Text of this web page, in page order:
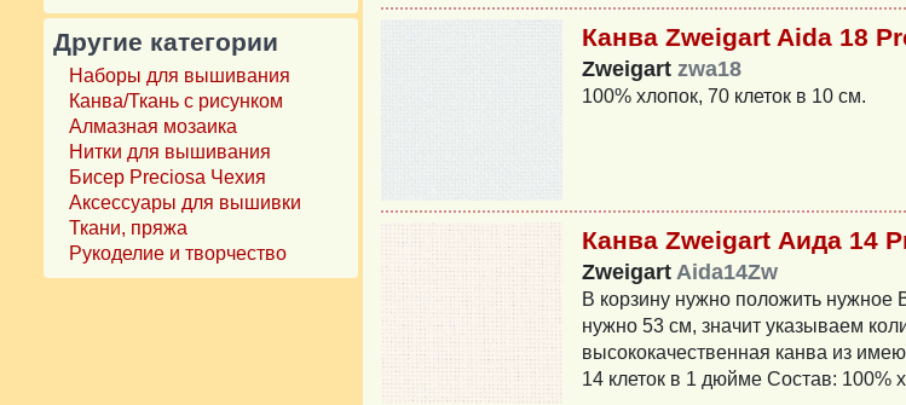
Канва Zweigart Aida 18
Zweigart zwa18
100% хлопок, 70 клеток в 10 см.
Канва Zweigart Аида 14
Zweigart Aida14Zw
В корзину нужно положить нужное
нужно 53 см, значит указываем
высококачественная канва из
14 клеток в 1 дюйме Состав: 100%
Другие категории
Наборы для вышивания
Канва/Ткань с рисунком
Алмазная мозаика
Нитки для вышивания
Бисер Preciosa Чехия
Аксессуары для вышивки
Ткани, пряжа
Рукоделие и творчество